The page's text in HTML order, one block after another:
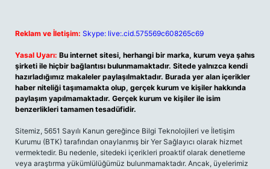
Reklam ve İletişim: Skype: live:.cid.575569c608265c69
Yasal Uyarı: Bu internet sitesi, herhangi bir marka, kurum veya şahıs
şirketi ile hiçbir bağlantısı bulunmamaktadır. Sitede yalnızca kendi
hazırladığımız makaleler paylaşılmaktadır. Burada yer alan içerikler
haber niteliği taşımamakta olup, gerçek kurum ve kişiler hakkında
paylaşım yapılmamaktadır. Gerçek kurum ve kişiler ile isim
benzerlikleri tamamen tesadüfidir.
Sitemiz, 5651 Sayılı Kanun gereğince Bilgi Teknolojileri ve İletişim
Kurumu (BTK) tarafından onaylanmış bir Yer Sağlayıcı olarak hizmet
vermektedir. Bu nedenle, sitedeki içerikleri proaktif olarak denetleme
veya araştırma yükümlülüğümüz bulunmamaktadır. Ancak, üyelerimiz